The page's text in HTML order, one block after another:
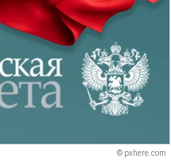
© pxhere.com